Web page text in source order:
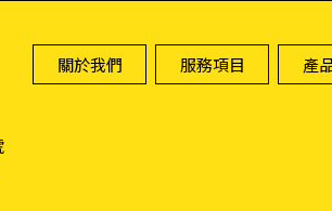
關於我們 服務項目 產